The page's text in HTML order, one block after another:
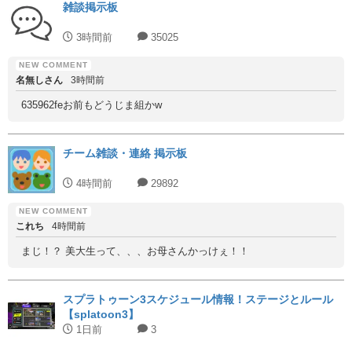
雑談掲示板
3時間前 35025
名無しさん 3時間前
635962feお前もどうじま組かw
チーム雑談・連絡 掲示板
4時間前 29892
これち 4時間前
まじ！？ 美大生って、、、お母さんかっけぇ！！
スプラトゥーン3スケジュール情報！ステージとルール
【splatoon3】
1日前 3